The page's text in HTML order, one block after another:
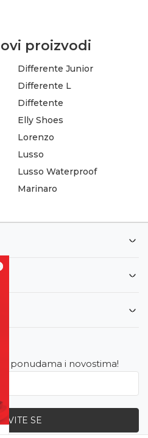
proizvodi
Differente Junior
Differente L
Diffetente
Elly Shoes
Lorenzo
Lusso
Lusso Waterproof
Marinaro
ponudama i novostima!
SE